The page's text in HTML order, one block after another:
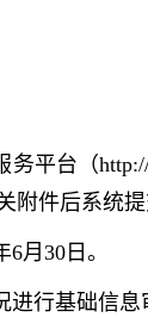
务平台（
附件后系统提
月30日。
行基础信息